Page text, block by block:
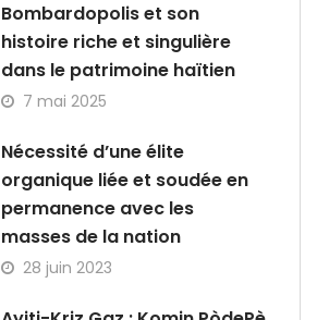
Bombardopolis et son
histoire riche et singulière
dans le patrimoine haïtien
7 mai 2025
Nécessité d’une élite
organique liée et soudée en
permanence avec les
masses de la nation
28 juin 2023